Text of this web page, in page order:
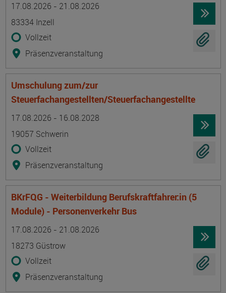
17.08.2026 - 21.08.2026
83334 Inzell
Vollzeit
Präsenzveranstaltung
Umschulung zum/zur
Steuerfachangestellten/Steuerfachangestellte
17.08.2026 - 16.08.2028
19057 Schwerin
Vollzeit
Präsenzveranstaltung
BKrFQG - Weiterbildung Berufskraftfahrer:in (5
Module) - Personenverkehr Bus
17.08.2026 - 21.08.2026
18273 Güstrow
Vollzeit
Präsenzveranstaltung